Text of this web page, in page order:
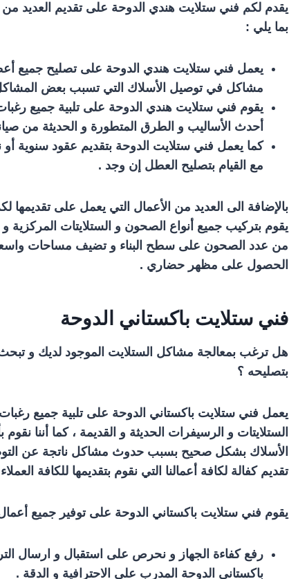
يقدم لكم فني ستلايت هندي الدوحة على تقديم العديد من
بما يلي :
يعمل فني ستلايت هندي الدوحة على تصليح جميع
مشاكل في توصيل الأسلاك التي تسبب بعض
يقوم فني ستلايت هندي الدوحة على تلبية جميع
أحدث الأساليب و الطرق المتطورة و الحديثة من
كما يعمل فني ستلايت الدوحة بتقديم عقود سنوية أو
مع القيام بتصليح العطل إن وجد .
بالإضافة الى العديد من الأعمال التي يعمل على
يقوم بتركيب جميع أنواع الصحون و الستلايتات
من عدد الصحون على سطح البناء و تضيف مساحات واسعة
الحصول على مظهر حضاري .
فني ستلايت باكستاني الدوحة
هل ترغب بمعالجة مشاكل الستلايت الموجود لديك و
بتصليحه ؟
يعمل فني ستلايت باكستاني الدوحة على تلبية جميع
الستلايتات و الرسيفرات الحديثة و القديمة ، كما أننا
الأسلاك بشكل صحيح بسبب حدوث مشاكل ناتجة عن
تقديم كفالة لكافة أعمالنا التي نقوم بتقديمها للكافة
يقوم فني ستلايت باكستاني الدوحة على توفير جميع
رفع كفاءة الجهاز و نحرص على استقبال و ارسال
باكستاني الدوحة المدرب على الاحترافية و الدقة .